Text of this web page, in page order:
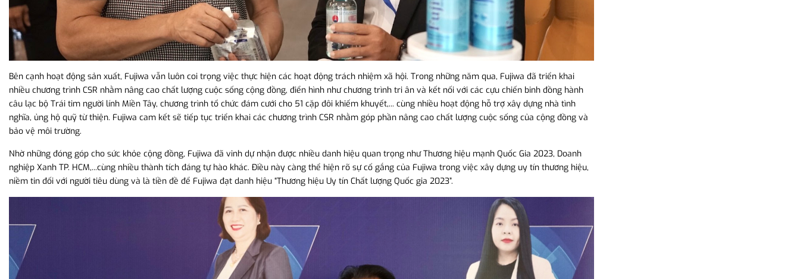
Bên cạnh hoạt động sản xuất, Fujiwa vẫn luôn coi trọng việc thực hiện các hoạt động trách nhiệm xã hội. Trong những năm qua, Fujiwa đã triển khai
nhiều chương trình CSR nhằm nâng cao chất lượng cuộc sống cộng đồng, điển hình như chương trình tri ân và kết nối với các cựu chiến binh đồng hành
câu lạc bộ Trái tim người lính Miền Tây, chương trình tổ chức đám cưới cho 51 cặp đôi khiếm khuyết,... cùng nhiều hoạt động hỗ trợ xây dựng nhà tình
nghĩa, ủng hộ quỹ từ thiện. Fujiwa cam kết sẽ tiếp tục triển khai các chương trình CSR nhằm góp phần nâng cao chất lượng cuộc sống của cộng đồng và
bảo vệ môi trường.
Nhờ những đóng góp cho sức khỏe cộng đồng, Fujiwa đã vinh dự nhận được nhiều danh hiệu quan trọng như Thương hiệu mạnh Quốc Gia 2023, Doanh
nghiệp Xanh TP. HCM,...cùng nhiều thành tích đáng tự hào khác. Điều này càng thể hiện rõ sự cố gắng của Fujiwa trong việc xây dựng uy tín thương hiệu,
niềm tin đối với người tiêu dùng và là tiền đề để Fujiwa đạt danh hiệu “Thương hiệu Uy tín Chất lượng Quốc gia 2023”.